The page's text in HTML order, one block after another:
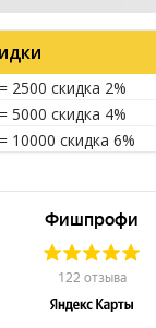
2500 скидка 2%
5000 скидка 4%
10000 скидка 6%